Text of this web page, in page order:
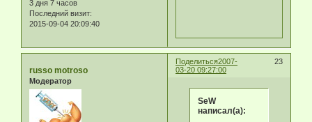
3 дня 7 часов
Последний визит:
2015-09-04 20:09:40
Поделиться 23
2007-
03-20 09:27:00
russo motroso
Модератор
SeW
написал(а):